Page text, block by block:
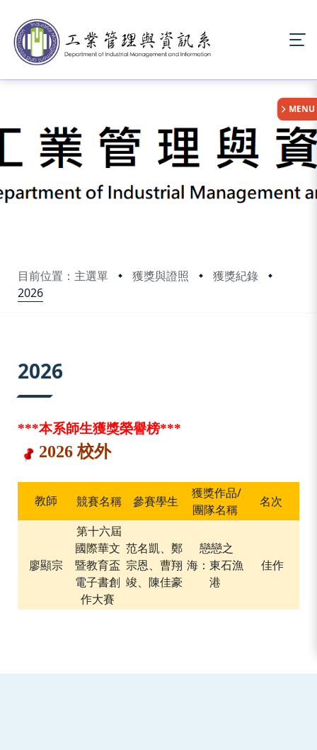
目前位置：主選單 獲獎與證照
獲獎紀錄
2026
:::
MENU
2026
***本系師生獲獎榮譽榜***
2026校外
教師 競賽名稱 參賽學生
獲獎作品/
團隊名稱
名次
廖顯宗
第十六屆
國際華文
暨教育盃
電子書創
作大賽
范名凱、鄭
宗恩、曹翔
竣、陳佳豪
戀戀之
海：東石漁
港
佳作